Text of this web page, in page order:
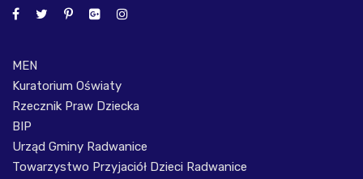
MEN
Kuratorium Oświaty
Rzecznik Praw Dziecka
BIP
Urząd Gminy Radwanice
Towarzystwo Przyjaciół Dzieci Radwanice